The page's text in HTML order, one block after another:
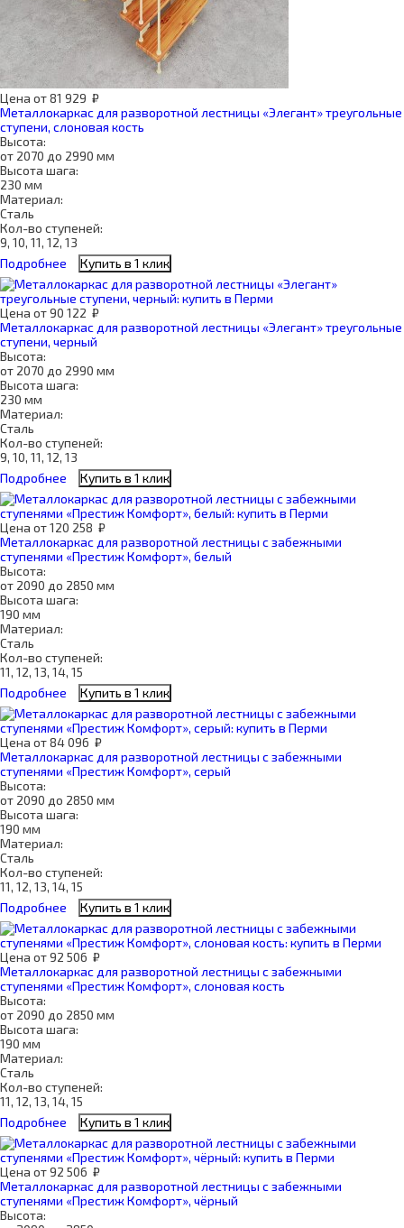
Цена от81 929 ₽
Металлокаркас для разворотной лестницы «Элегант» треугольные
ступени, слоновая кость
Высота:
от 2070 до 2990 мм
Высота шага:
230 мм
Материал:
Сталь
Кол-во ступеней:
9, 10, 11, 12, 13
Подробнее
Купить в 1 клик
Цена от90 122 ₽
Металлокаркас для разворотной лестницы «Элегант» треугольные
ступени, черный
Высота:
от 2070 до 2990 мм
Высота шага:
230 мм
Материал:
Сталь
Кол-во ступеней:
9, 10, 11, 12, 13
Подробнее
Купить в 1 клик
Цена от120 258 ₽
Металлокаркас для разворотной лестницы с забежными
ступенями «Престиж Комфорт», белый
Высота:
от 2090 до 2850 мм
Высота шага:
190 мм
Материал:
Сталь
Кол-во ступеней:
11, 12, 13, 14, 15
Подробнее
Купить в 1 клик
Цена от84 096 ₽
Металлокаркас для разворотной лестницы с забежными
ступенями «Престиж Комфорт», серый
Высота:
от 2090 до 2850 мм
Высота шага:
190 мм
Материал:
Сталь
Кол-во ступеней:
11, 12, 13, 14, 15
Подробнее
Купить в 1 клик
Цена от92 506 ₽
Металлокаркас для разворотной лестницы с забежными
ступенями «Престиж Комфорт», слоновая кость
Высота:
от 2090 до 2850 мм
Высота шага:
190 мм
Материал:
Сталь
Кол-во ступеней:
11, 12, 13, 14, 15
Подробнее
Купить в 1 клик
Цена от92 506 ₽
Металлокаркас для разворотной лестницы с забежными
ступенями «Престиж Комфорт», чёрный
Высота: